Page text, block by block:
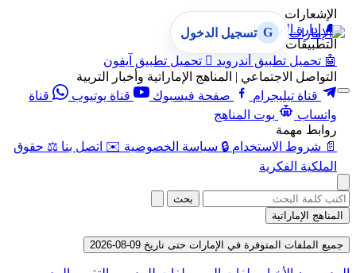
الإشعارات
🔔 إدارة الإشعارات
التطبيقات
🤖 تحميل تطبيق أندرويد  تحميل تطبيق آيفون
التواصل الاجتماعي | المناهج الإماراتية وأخبار التربية
قناة تيليجرام
صفحة فيسبوك قناة يوتيوب
قناة
واتساب
بوت المناهج
روابط مهمة
📄 شروط الاستخدام 🔒 سياسة الخصوصية ✉️ اتصل بنا ⚖️ حقوق
الملكية الفكرية
G تسجيل الدخول
بحث
المناهج الإماراتية
جميع الملفات المتوفرة في الإمارات حتى تاريخ 09-08-2026